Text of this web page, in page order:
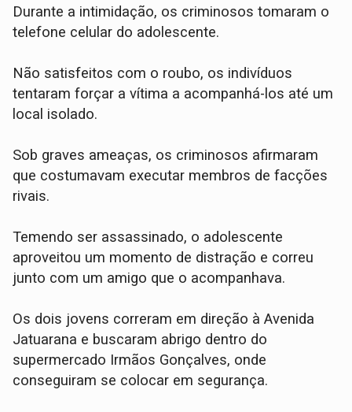
​Durante a intimidação, os criminosos tomaram o
telefone celular do adolescente.
Não satisfeitos com o roubo, os indivíduos
tentaram forçar a vítima a acompanhá-los até um
local isolado.
Sob graves ameaças, os criminosos afirmaram
que costumavam executar membros de facções
rivais.
​Temendo ser assassinado, o adolescente
aproveitou um momento de distração e correu
junto com um amigo que o acompanhava.
Os dois jovens correram em direção à Avenida
Jatuarana e buscaram abrigo dentro do
supermercado Irmãos Gonçalves, onde
conseguiram se colocar em segurança.